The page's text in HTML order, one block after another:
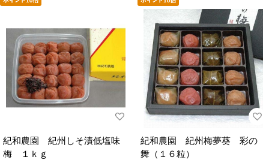
紀和農園 紀州しそ漬低塩味
梅 １ｋｇ
紀和農園 紀州梅夢葵 彩の
舞（１６粒）